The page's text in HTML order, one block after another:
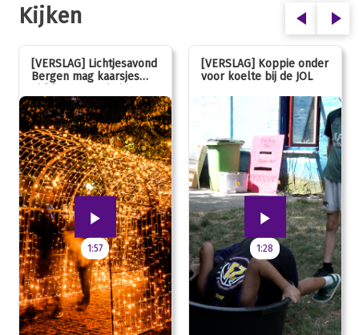
Kijken
[VERSLAG] Lichtjesavond
Bergen mag kaarsjes
jubileum!
1:57
[VERSLAG] Koppie onder
voor koelte bij de JOL
1:28